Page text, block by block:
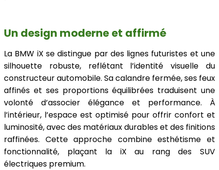
Un design moderne et affirmé
La BMW iX se distingue par des lignes futuristes et une
silhouette robuste, reflétant l’identité visuelle du
constructeur automobile. Sa calandre fermée, ses feux
affinés et ses proportions équilibrées traduisent une
volonté d’associer élégance et performance. À
l’intérieur, l’espace est optimisé pour offrir confort et
luminosité, avec des matériaux durables et des finitions
raffinées. Cette approche combine esthétisme et
fonctionnalité, plaçant la iX au rang des SUV
électriques premium.